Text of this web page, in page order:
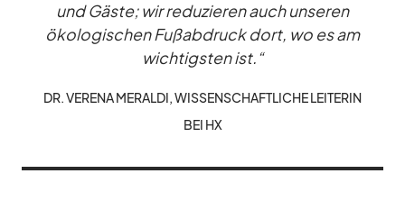
und Gäste; wir re­du­zie­ren auch un­se­ren
öko­lo­gi­schen Fuß­ab­druck dort, wo es am
wich­tigs­ten ist.“
DR. VE­RENA ME­RALDI, WIS­SEN­SCHAFT­LI­CHE LEI­TE­RIN
BEI HX